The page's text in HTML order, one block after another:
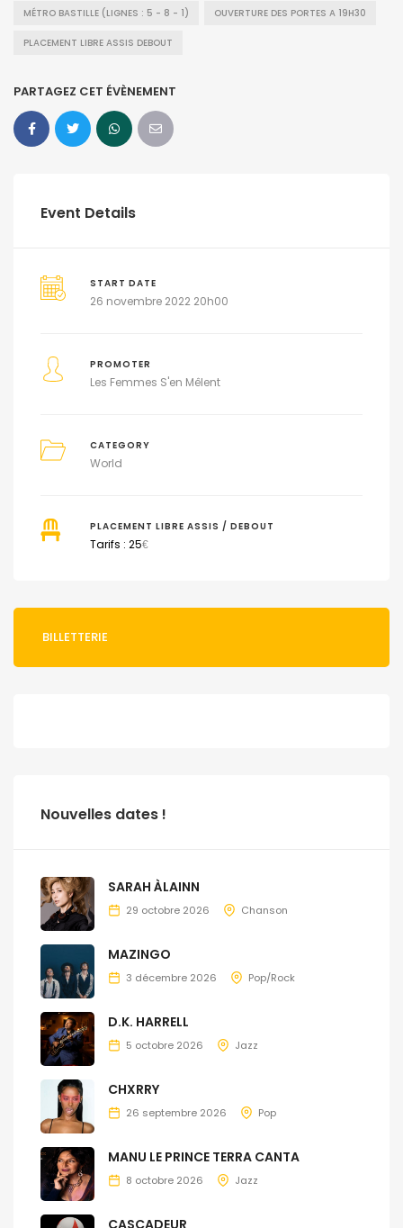
MÉTRO BASTILLE (LIGNES : 5 - 8 - 1) OUVERTURE DES PORTES A 19H30
PLACEMENT LIBRE ASSIS DEBOUT
PARTAGEZ CET ÉVÈNEMENT
Event Details
START DATE
26 novembre 2022 20h00
PROMOTER
Les Femmes S'en Mêlent
CATEGORY
World
PLACEMENT LIBRE ASSIS / DEBOUT
Tarifs : 25€
BILLETTERIE
Nouvelles dates !
SARAH ÀLAINN
29 octobre 2026 Chanson
MAZINGO
3 décembre 2026 Pop/Rock
D.K. HARRELL
5 octobre 2026 Jazz
CHXRRY
26 septembre 2026 Pop
MANU LE PRINCE TERRA CANTA
8 octobre 2026 Jazz
CASCADEUR